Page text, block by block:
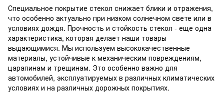
Специальное покрытие стекол снижает блики и отражения,
что особенно актуально при низком солнечном свете или в
условиях дождя. Прочность и стойкость стекол - еще одна
характеристика, которая делает наши товары
выдающимися. Мы используем высококачественные
материалы, устойчивые к механическим повреждениям,
царапинам и трещинам. Это особенно важно для
автомобилей, эксплуатируемых в различных климатических
условиях и на различных дорожных покрытиях.